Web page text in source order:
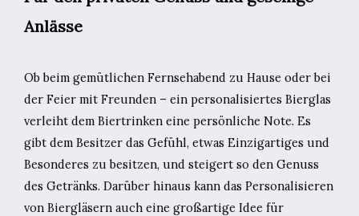
Anlässe
Ob beim gemütlichen Fernsehabend zu Hause oder bei
der Feier mit Freunden – ein personalisiertes Bierglas
verleiht dem Biertrinken eine persönliche Note. Es
gibt dem Besitzer das Gefühl, etwas Einzigartiges und
Besonderes zu besitzen, und steigert so den Genuss
des Getränks. Darüber hinaus kann das Personalisieren
von Biergläsern auch eine großartige Idee für